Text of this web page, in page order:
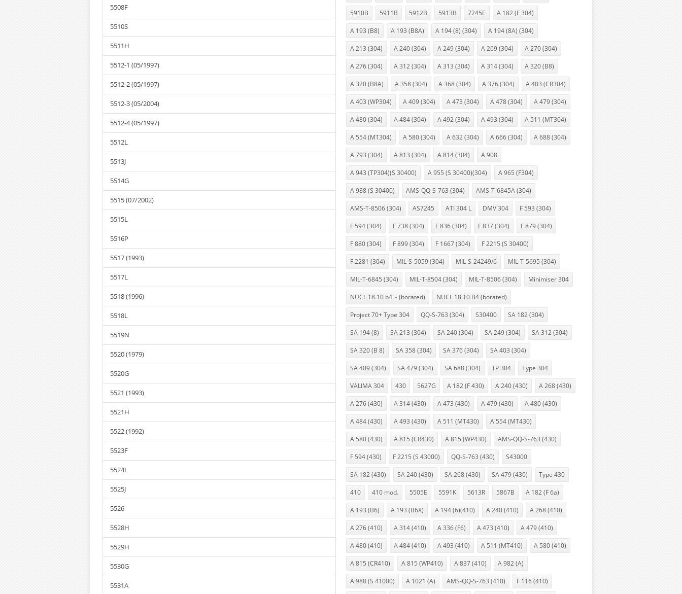
5508F
5510S
5511H
5512-1 (05/1997)
5512-2 (05/1997)
5512-3 (05/2004)
5512-4 (05/1997)
5512L
5513J
5514G
5515 (07/2002)
5515L
5516P
5517 (1993)
5517L
5518 (1996)
5518L
5519N
5520 (1979)
5520G
5521 (1993)
5521H
5522 (1992)
5523F
5524L
5525J
5526
5528H
5529H
5530G
5531A
5910B 5911B 5912B 5913B 7245E A 182 (F 304)
A 193 (B8) A 193 (B8A) A 194 (8) (304) A 194 (8A) (304)
A 213 (304) A 240 (304) A 249 (304) A 269 (304) A 270 (304)
A 276 (304) A 312 (304) A 313 (304) A 314 (304) A 320 (B8)
A 320 (B8A) A 358 (304) A 368 (304) A 376 (304) A 403 (CR304)
A 403 (WP304) A 409 (304) A 473 (304) A 478 (304) A 479 (304)
A 480 (304) A 484 (304) A 492 (304) A 493 (304) A 511 (MT304)
A 554 (MT304) A 580 (304) A 632 (304) A 666 (304) A 688 (304)
A 793 (304) A 813 (304) A 814 (304) A 908
A 943 (TP304)(S 30400) A 955 (S 30400)(304) A 965 (F304)
A 988 (S 30400) AMS-QQ-S-763 (304) AMS-T-6845A (304)
AMS-T-8506 (304) AS7245 ATI 304 L DMV 304 F 593 (304)
F 594 (304) F 738 (304) F 836 (304) F 837 (304) F 879 (304)
F 880 (304) F 899 (304) F 1667 (304) F 2215 (S 30400)
F 2281 (304) MIL-S-5059 (304) MIL-S-24249/6 MIL-T-5695 (304)
MIL-T-6845 (304) MIL-T-8504 (304) MIL-T-8506 (304) Minimiser 304
NUCL 18.10 b4 ~ (borated) NUCL 18.10 B4 (borated)
Project 70+ Type 304 QQ-S-763 (304) S30400 SA 182 (304)
SA 194 (8) SA 213 (304) SA 240 (304) SA 249 (304) SA 312 (304)
SA 320 (B 8) SA 358 (304) SA 376 (304) SA 403 (304)
SA 409 (304) SA 479 (304) SA 688 (304) TP 304 Type 304
VALIMA 304 430 5627G A 182 (F 430) A 240 (430) A 268 (430)
A 276 (430) A 314 (430) A 473 (430) A 479 (430) A 480 (430)
A 484 (430) A 493 (430) A 511 (MT430) A 554 (MT430)
A 580 (430) A 815 (CR430) A 815 (WP430) AMS-QQ-S-763 (430)
F 594 (430) F 2215 (S 43000) QQ-S-763 (430) S43000
SA 182 (430) SA 240 (430) SA 268 (430) SA 479 (430) Type 430
410 410 mod. 5505E 5591K 5613R 5867B A 182 (F 6a)
A 193 (B6) A 193 (B6X) A 194 (6)(410) A 240 (410) A 268 (410)
A 276 (410) A 314 (410) A 336 (F6) A 473 (410) A 479 (410)
A 480 (410) A 484 (410) A 493 (410) A 511 (MT410) A 580 (410)
A 815 (CR410) A 815 (WP410) A 837 (410) A 982 (A)
A 988 (S 41000) A 1021 (A) AMS-QQ-S-763 (410) F 116 (410)